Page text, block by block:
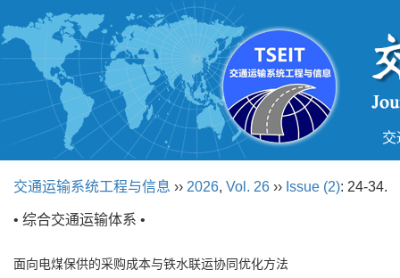
交
交通运输系统工程与信息 ›› 2026, Vol. 26 ›› Issue (2): 24-34.
• 综合交通运输体系 •
面向电煤保供的采购成本与铁水联运协同优化方法